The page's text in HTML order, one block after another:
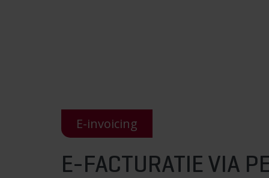
E-invoicing
E-FACTURATIE VIA